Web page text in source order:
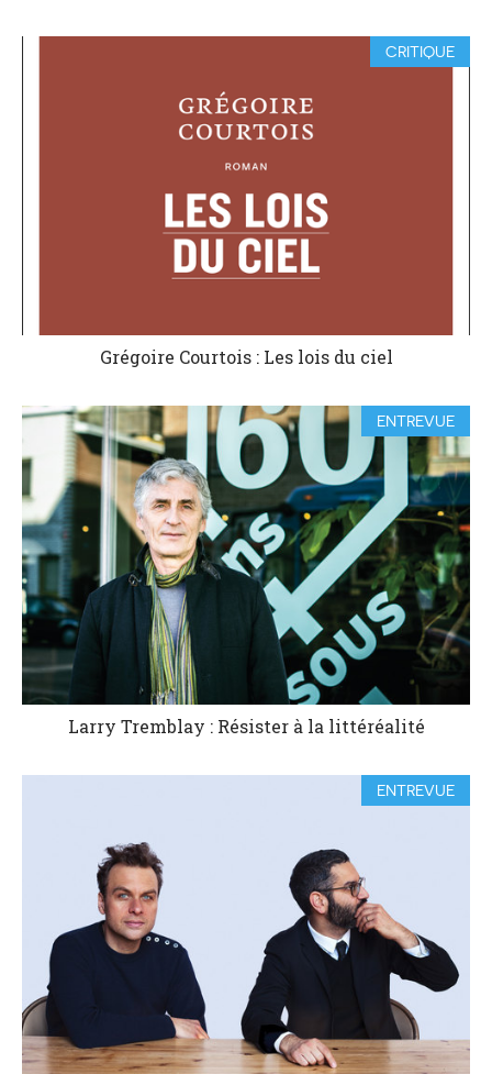
CRITIQUE
Grégoire Courtois : Les lois du ciel
ENTREVUE
Larry Tremblay : Résister à la littéréalité
ENTREVUE